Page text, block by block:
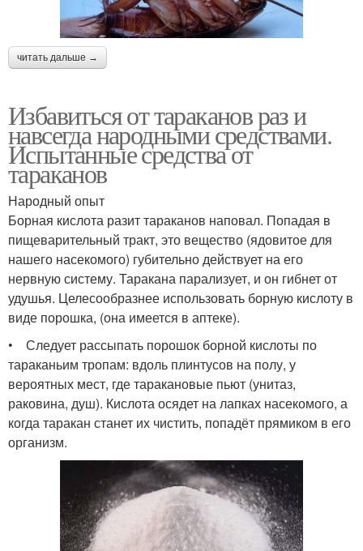
читать дальше →
Избавиться от тараканов раз и
навсегда народными средствами.
Испытанные средства от
тараканов
Народный опыт
Борная кислота разит тараканов наповал. Попадая в
пищеварительный тракт, это вещество (ядовитое для
нашего насекомого) губительно действует на его
нервную систему. Таракана парализует, и он гибнет от
удушья. Целесообразнее использовать борную кислоту в
виде порошка, (она имеется в аптеке).
• Следует рассыпать порошок борной кислоты по
тараканьим тропам: вдоль плинтусов на полу, у
вероятных мест, где таракановые пьют (унитаз,
раковина, душ). Кислота осядет на лапках насекомого, а
когда таракан станет их чистить, попадёт прямиком в его
организм.